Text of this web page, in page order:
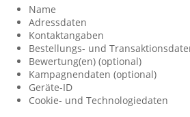
Name
Adressdaten
Kontaktangaben
Bestellungs- und
Bewertung(en) (optional)
Kampagnendaten (optional)
Geräte-ID
Cookie- und Technologiedaten